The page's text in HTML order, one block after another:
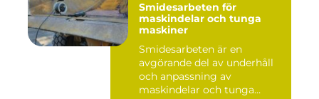
Smidesarbeten för
maskindelar och tunga
maskiner
Smidesarbeten är en
avgörande del av underhåll
och anpassning av
maskindelar och tunga